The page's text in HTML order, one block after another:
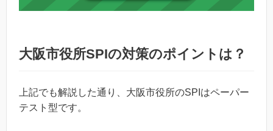
大阪市役所SPIの対策のポイントは？
上記でも解説した通り、大阪市役所のSPIはペーパー
テスト型です。